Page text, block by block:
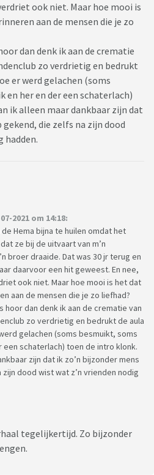
ook niet. Maar hoe mooi is
aan de mensen die je zo
dan denk ik aan de crematie
zo verdrietig en bedrukt
er werd gelachen (soms
en her en der een schaterlach)
ik alleen maar dankbaar zijn dat
die zelfs na zijn dood
hadden.
2021 om 14:18:
Hema bijna te huilen omdat het
ze bij de uitvaart van m’n
broer draaide. Dat was 30 jr terug en
daarvoor een hit geweest. En nee,
ook niet. Maar hoe mooi is het dat
aan de mensen die je zo liefhad?
hoor dan denk ik aan de crematie van
zo verdrietig en bedrukt de aula
gelachen (soms besmuikt, soms
een schaterlach) toen de intro klonk.
zijn dat ik zo’n bijzonder mens
dood wist wat z’n vrienden nodig
tegelijkertijd. Zo bijzonder